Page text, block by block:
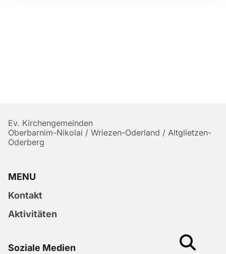
Ev. Kirchengemeinden
Oberbarnim-Nikolai / Wriezen-Oderland / Altglietzen-
Oderberg
MENU
Kontakt
Aktivitäten
Soziale Medien